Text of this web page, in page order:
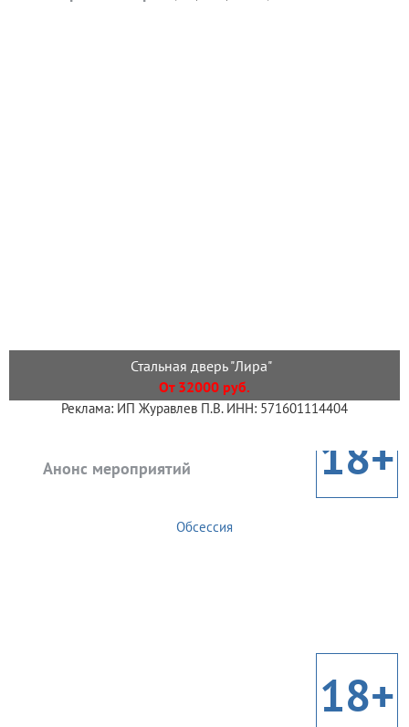
Стальная дверь "Лира"
От 32000 руб.
Реклама: ИП Журавлев П.В. ИНН: 571601114404
Анонс мероприятий 18+
Обсессия
18+